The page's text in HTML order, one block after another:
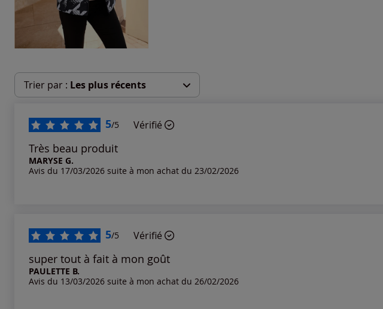
Trier par : Les plus récents
Les plus anciens
5/5 Vérifié
Très beau produit
MARYSE G.
Avis du 17/03/2026 suite à mon achat du 23/02/2026
5/5 Vérifié
super tout à fait à mon goût
PAULETTE B.
Avis du 13/03/2026 suite à mon achat du 26/02/2026